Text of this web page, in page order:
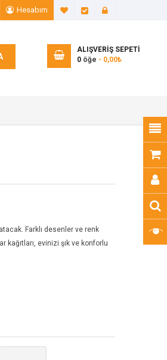
Hesabım A. Listem (0)
Ödeme
ALIŞVERIŞ SEPETI
0 öğe - 0,00₺
Farklı desenler ve renk
evinizi şık ve konforlu